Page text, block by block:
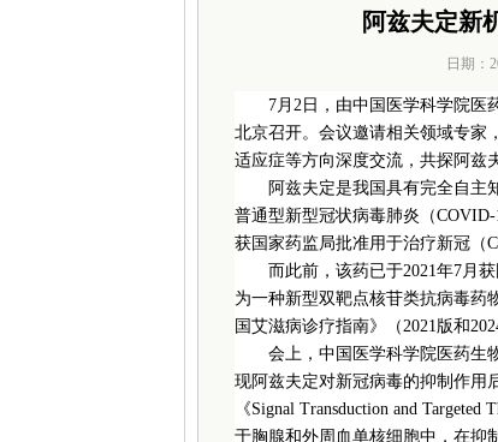
阿兹夫定新
日期：
7月2日，由中国医学科学院医
北京召开。会议邀请相关领域专家
适应症等方向深度交流，共探阿兹
阿兹夫定是我国具有完全自主
普通型新型冠状病毒肺炎（
获国家药监局批准用于治疗新冠（
而此前，该药已于2021年7月
为一种新型双靶点核苷类抗病毒药
国艾滋病诊疗指南》（2021版和
会上，中国医学科学院医药生
现阿兹夫定对新冠病毒的抑制作用
《Signal Transduction and
于胸腺和外周血单核细胞中，在抑